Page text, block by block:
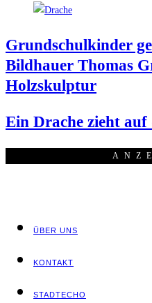
Grund­schul­kin­der
Bild­hau­er Tho­mas
Holzskulptur
Ein Dra­che zieht auf
ÜBER UNS
KON­TAKT
STADT­ECHO